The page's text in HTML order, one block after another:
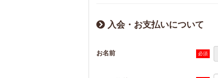
入会・お支払いについて
お名前